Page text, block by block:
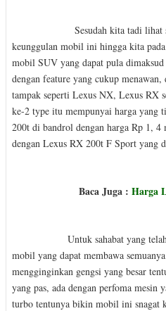
Sesudah kita tadi lihat
keunggulan mobil ini hingga kita
mobil SUV yang dapat pula
dengan feature yang cukup
tampak seperti Lexus NX, Lexus RX
ke-2 type itu mempunyai harga yang
200t di bandrol dengan harga Rp 1,
dengan Lexus RX 200t F Sport yang
Baca Juga : Harga
Untuk sahabat yang telah
mobil yang dapat membawa
mengginginkan gengsi yang besar
yang pas, ada dengan perfoma mesin
turbo tentunya bikin mobil ini snagat